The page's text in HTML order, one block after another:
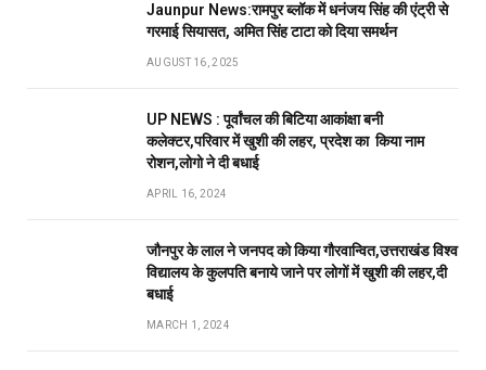
Jaunpur News:रामपुर ब्लॉक में धनंजय सिंह की एंट्री से
गरमाई सियासत, अमित सिंह टाटा को दिया समर्थन
AUGUST 16, 2025
UP NEWS : पूर्वांचल की बिटिया आकांक्षा बनी
कलेक्टर,परिवार में खुशी की लहर, प्रदेश का किया नाम
रोशन,लोगो ने दी बधाई
APRIL 16, 2024
जौनपुर के लाल ने जनपद को किया गौरवान्वित,उत्तराखंड विश्व
विद्यालय के कुलपति बनाये जाने पर लोगों में खुशी की लहर,दी
बधाई
MARCH 1, 2024